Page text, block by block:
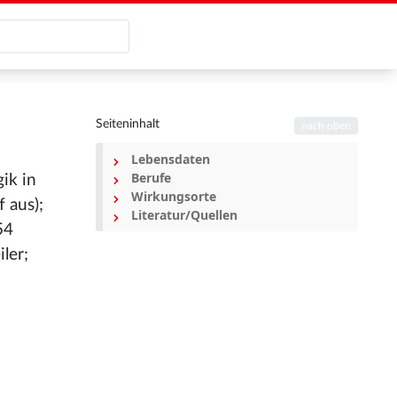
in
aus);
Seiteninhalt
Lebensdaten
Berufe
Wirkungsorte
Literatur/Quellen